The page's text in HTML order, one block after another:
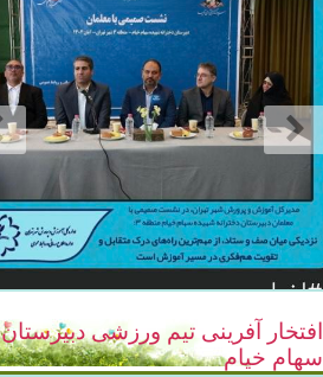
افتخار آفرینی تیم ورزشی دبیرستان
سهام خیام